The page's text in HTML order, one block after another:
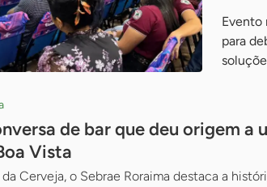
Evento
para
de bar que deu origem a
Vista
Cerveja, o Sebrae Roraima destaca a